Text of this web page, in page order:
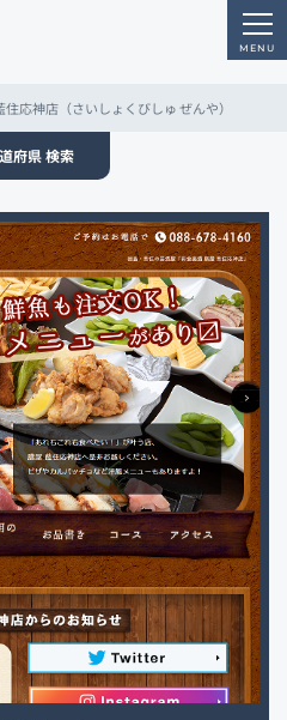
応神店（さいしょくびしゅ ぜんや）
府県 検索